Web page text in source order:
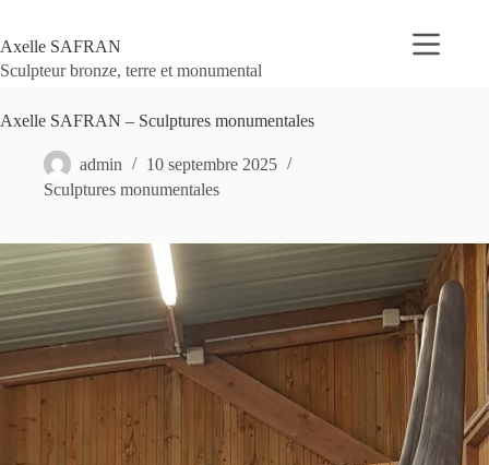
contenu
Axelle SAFRAN
Sculpteur bronze, terre et monumental
Axelle SAFRAN – Sculptures monumentales
admin
10 septembre 2025
Sculptures monumentales